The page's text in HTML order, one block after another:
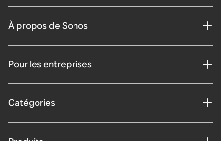
À propos de Sonos
Pour les entreprises
Catégories